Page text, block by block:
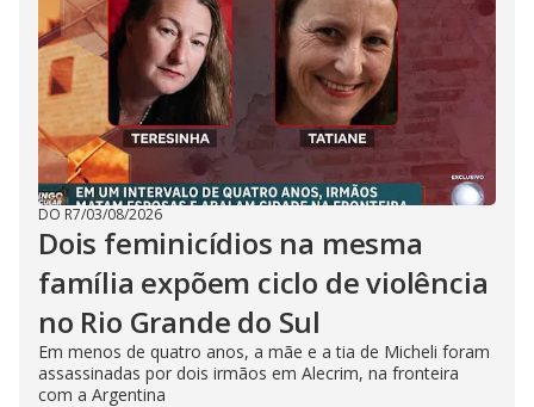
DO R7/03/08/2026
Dois feminicídios na mesma
família expõem ciclo de violência
no Rio Grande do Sul
Em menos de quatro anos, a mãe e a tia de Micheli foram
assassinadas por dois irmãos em Alecrim, na fronteira
com a Argentina